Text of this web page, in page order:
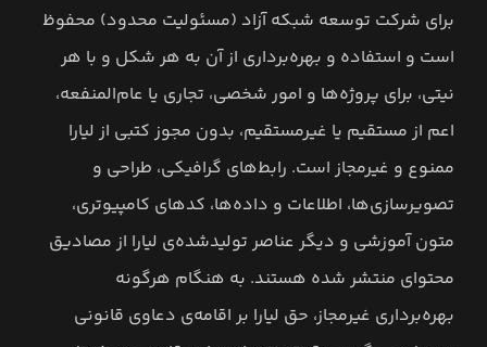
برای شرکت توسعه شبکه آزاد (مسئولیت محدود) محفوظ
است و استفاده و بهره‌برداری از آن به هر شکل و با هر
نیتی، برای پروژه‌ها و امور شخصی، تجاری یا عام‌المنفعه،
اعم از مستقیم یا غیرمستقیم، بدون مجوز کتبی از لیارا
ممنوع و غیرمجاز است. رابط‌های گرافیکی، طراحی و
تصویرسازی‌ها، اطلاعات و داده‌ها، کدهای کامپیوتری،
متون آموزشی و دیگر عناصر تولیدشده‌ی لیارا از مصادیق
محتوای منتشر شده هستند. به هنگام هرگونه
بهره‌برداری غیرمجاز، حق لیارا بر اقامه‌ی دعاوی قانونی